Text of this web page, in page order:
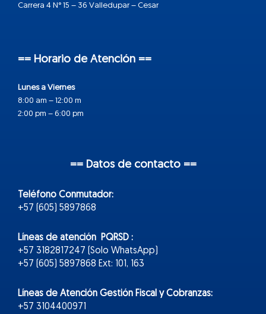
Carrera 4 N° 15 – 36 Valledupar – Cesar
== Horario de Atención ==
Lunes a Viernes
8:00 am – 12:00 m
2:00 pm – 6:00 pm
== Datos de contacto ==
Teléfono Conmutador:
+57 (605) 5897868
Líneas de atención PQRSD :
+57 3182817247 (Solo WhatsApp)
+57 (605) 5897868 Ext: 101, 163
Líneas de Atención Gestión Fiscal y Cobranzas:
+57 3104400971